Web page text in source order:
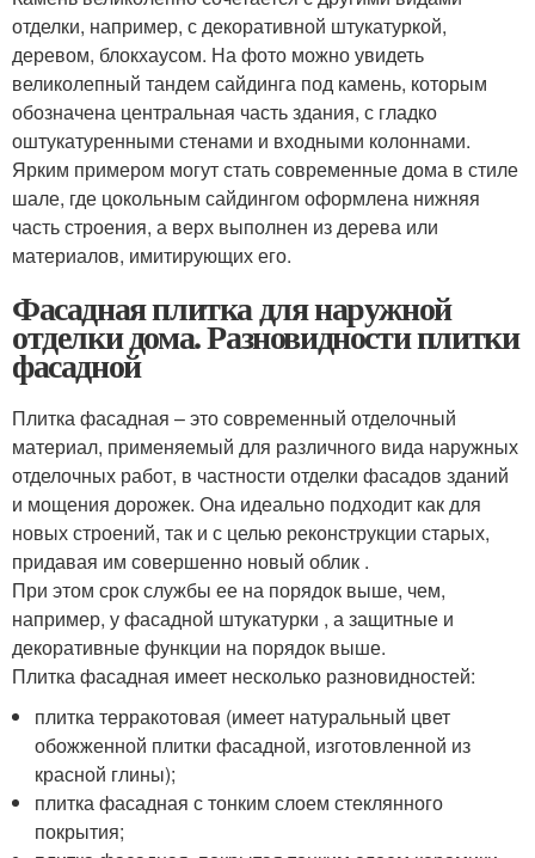
отделки, например, с декоративной штукатуркой,
деревом, блокхаусом. На фото можно увидеть
великолепный тандем сайдинга под камень, которым
обозначена центральная часть здания, с гладко
оштукатуренными стенами и входными колоннами.
Ярким примером могут стать современные дома в стиле
шале, где цокольным сайдингом оформлена нижняя
часть строения, а верх выполнен из дерева или
материалов, имитирующих его.
Фасадная плитка для наружной
отделки дома. Разновидности плитки
фасадной
Плитка фасадная – это современный отделочный
материал, применяемый для различного вида наружных
отделочных работ, в частности отделки фасадов зданий
и мощения дорожек. Она идеально подходит как для
новых строений, так и с целью реконструкции старых,
придавая им совершенно новый облик .
При этом срок службы ее на порядок выше, чем,
например, у фасадной штукатурки , а защитные и
декоративные функции на порядок выше.
Плитка фасадная имеет несколько разновидностей:
плитка терракотовая (имеет натуральный цвет
обожженной плитки фасадной, изготовленной из
красной глины);
плитка фасадная с тонким слоем стеклянного
покрытия;